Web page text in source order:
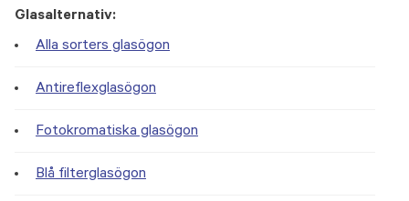
Glasalternativ:
Alla sorters glasögon
Antireflexglasögon
Fotokromatiska glasögon
Blå filterglasögon